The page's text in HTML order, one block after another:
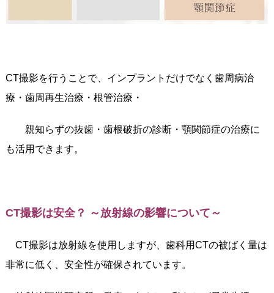
CT撮影を行うことで、インプラントだけでなく歯周病治
療・歯周再生治療・根管治療・
親知らずの抜歯・歯根破折の診断・顎関節症の治療に
も活用できます。
CT撮影は安全？ ～放射線の影響について～
CT撮影は放射線を使用しますが、歯科用CTの被ばく量は
非常に低く、安全性が確保されています。